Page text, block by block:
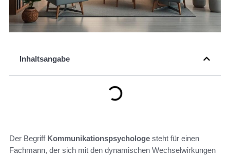
Inhaltsangabe
Der Begriff Kommunikationspsychologe steht für einen
Fachmann, der sich mit den dynamischen Wechselwirkungen